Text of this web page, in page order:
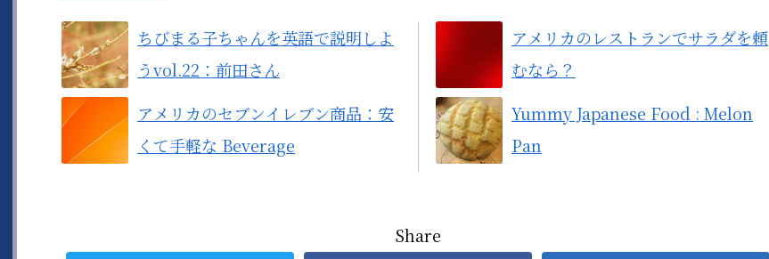
ちびまる子ちゃんを英語で説明しよ
うvol.22：前田さん
アメリカのセブンイレブン商品：安
くて手軽な Beverage
アメリカのレストランでサラダを頼
むなら？
Yummy Japanese Food : Melon
Pan
Share